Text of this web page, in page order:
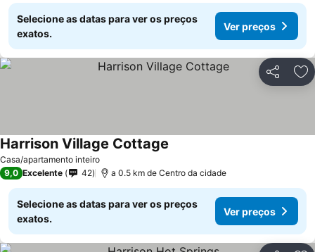
Selecione as datas para ver os preços
exatos.
Ver preços
Partilhar
Casa/apartamento inteiro
Harrison Village Cottage
9,0 Excelente 42 a 0.5 km de Centro da cidade
Selecione as datas para ver os preços
exatos.
Ver preços